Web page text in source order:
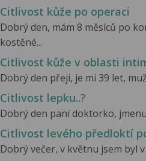
Citlivost kůže po operaci
Dobrý den, mám 8 měsíců po
kostěné...
Citlivost kůže v oblasti
Dobrý den přeji, je mi 39 let,
Citlivost lepku..?
Dobrý den paní doktorko,
Citlivost levého předloktí
Dobrý večer, v květnu jsem byl